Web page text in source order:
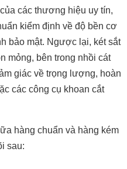
các thương hiệu uy tín,
kiểm định về độ bền cơ
bảo mật. Ngược lại, két sắt
mỏng, bên trong nhồi cát
giác về trọng lượng, hoàn
các công cụ khoan cắt
hàng chuẩn và hàng kém
sau: